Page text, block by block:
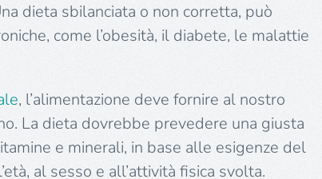
dieta sbilanciata o non corretta, può
come l’obesità, il diabete, le malattie
, l’alimentazione deve fornire al nostro
La dieta dovrebbe prevedere una giusta
e minerali, in base alle esigenze del
al sesso e all’attività fisica svolta.